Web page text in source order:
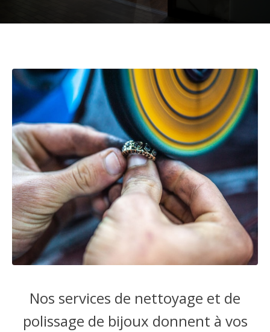
Nos services de nettoyage et de
polissage de bijoux donnent à vos